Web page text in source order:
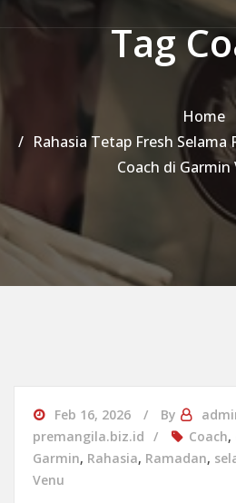
Tag
Home
Rahasia Tetap Fresh Selama
Coach di Garmin
Feb 16, 2026 By
premangila.biz.id
Coach,
Garmin, Rahasia, Ramadan,
Venu